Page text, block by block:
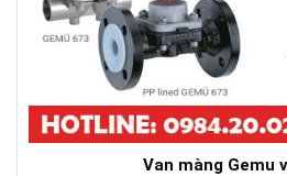
Van màng Gemu